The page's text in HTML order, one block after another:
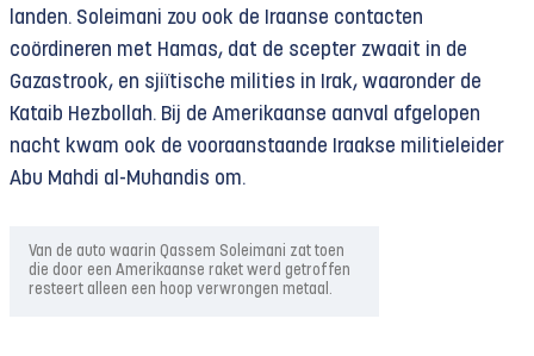
landen. Soleimani zou ook de Iraanse contacten
coördineren met Hamas, dat de scepter zwaait in de
Gazastrook, en sjiïtische milities in Irak, waaronder de
Kataib Hezbollah. Bij de Amerikaanse aanval afgelopen
nacht kwam ook de vooraanstaande Iraakse militieleider
Abu Mahdi al-Muhandis om.
Van de auto waarin Qassem Soleimani zat toen
die door een Amerikaanse raket werd getroffen
resteert alleen een hoop verwrongen metaal.